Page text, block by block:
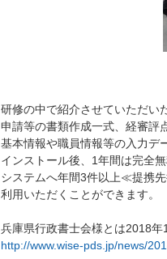
研修の中で紹介させていただい
申請等の書類作成一式、経審評
基本情報や職員情報等の入力デ
インストール後、1年間は完全
システムへ年間3件以上≪提携
利用いただくことができます。
兵庫県行政書士会様とは2018年
http://www.wise-pds.jp/news/